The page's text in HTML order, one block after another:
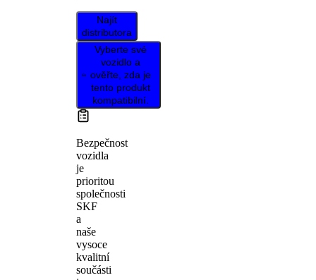
Najít
distributora
Vyberte své
vozidlo a
ověřte, zda je
tento produkt
kompatibilní.
Bezpečnost
vozidla
je
prioritou
společnosti
SKF
a
naše
vysoce
kvalitní
součásti